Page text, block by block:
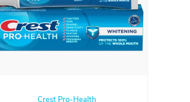
Crest Pro-Health